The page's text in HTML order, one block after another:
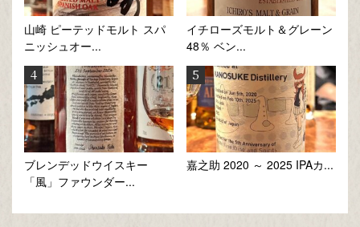
山崎 ピーテッドモルト スパ
ニッシュオー...
イチローズモルト＆グレーン
48％ ベン...
ブレンデッドウイスキー
「風」ファウンダー...
嘉之助 2020 ～ 2025 IPAカ...